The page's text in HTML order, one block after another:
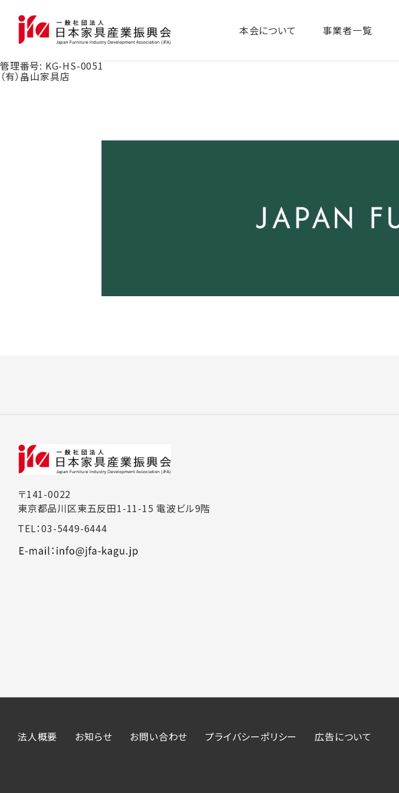
本会について 事業者一覧
管理番号: KG-HS-0051
（有）畠山家具店
〒141-0022
東京都品川区東五反田1-11-15 電波ビル9階
TEL：03-5449-6444
法人概要 お知らせ お問い合わせ プライバシーポリシー 広告について